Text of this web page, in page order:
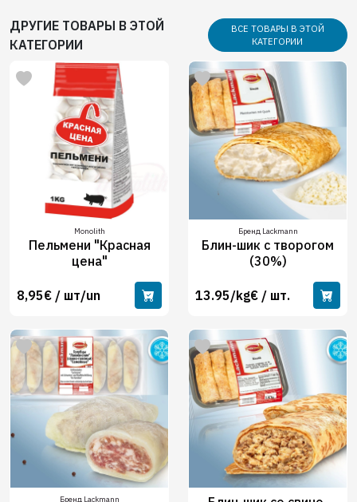
ДРУГИЕ ТОВАРЫ В ЭТОЙ
КАТЕГОРИИ
ВСЕ ТОВАРЫ В ЭТОЙ
КАТЕГОРИИ
Monolith
Пельмени "Красная
цена"
8,95€ / шт/un
Бренд Lackmann
Блин-шик с творогом
(30%)
13.95/kg€ / шт.
Бренд Lackmann